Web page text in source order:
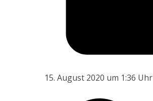
15. August 2020 um 1:36 Uhr